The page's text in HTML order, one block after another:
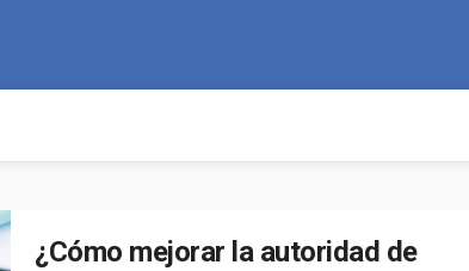
¿Cómo mejorar la autoridad de